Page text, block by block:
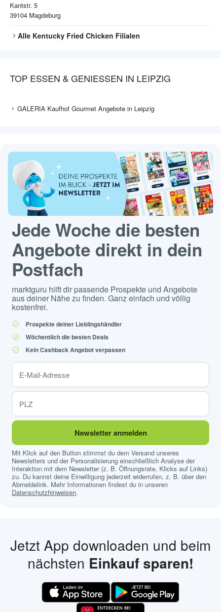
Kantstr. 5
39104 Magdeburg
Alle Kentucky Fried Chicken Filialen
TOP ESSEN & GENIESSEN IN LEIPZIG
GALERIA Kaufhof Gourmet Angebote in Leipzig
Jede Woche die besten
Angebote direkt in dein
Postfach
marktguru hilft dir passende Prospekte und Angebote
aus deiner Nähe zu finden. Ganz einfach und völlig
kostenfrei.
Prospekte deiner Lieblingshändler
Wöchentlich die besten Deals
Kein Cashback Angebot verpassen
Newsletter anmelden
Mit Klick auf den Button stimmst du dem Versand unseres
Newsletters und der Personalisierung einschließlich Analyse der
Interaktion mit dem Newsletter (z. B. Öffnungsrate, Klicks auf Links)
zu. Du kannst deine Einwilligung jederzeit widerrufen, z. B. über den
Abmeldelink. Mehr Informationen findest du in unseren
Datenschutzhinweisen.
Jetzt App downloaden und beim
nächsten Einkauf sparen!